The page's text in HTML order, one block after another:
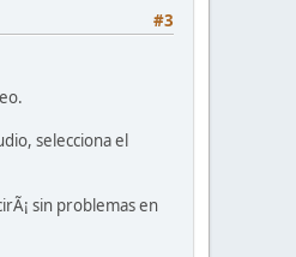
#3
selecciona el
sin problemas en